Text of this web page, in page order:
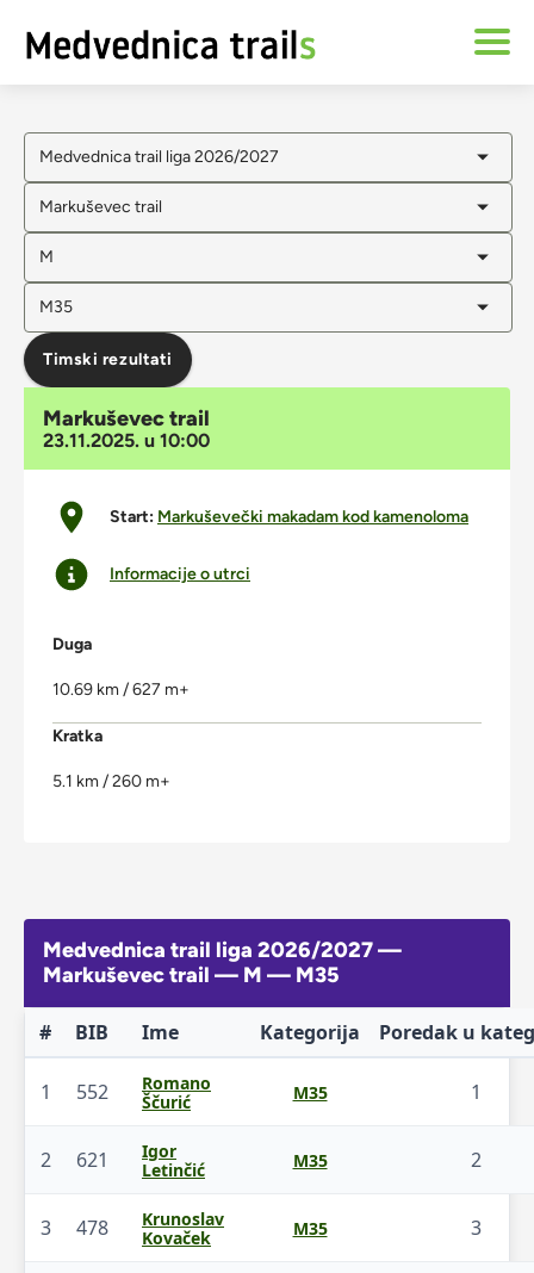
Medvednica trail liga 2026/2027
Markuševec trail
M
M35
Timski rezultati
Markuševec trail
23.11.2025. u 10:00
Start: Markuševečki makadam kod kamenoloma
Informacije o utrci
Duga
10.69 km / 627 m+
Kratka
5.1 km / 260 m+
Medvednica trail liga 2026/2027 —
Markuševec trail — M — M35
# BIB Ime Kategorija Poredak u
1 552
Romano
Ščurić
M35 1
2 621
Igor
Letinčić
M35 2
3 478
Krunoslav
Kovaček
M35 3